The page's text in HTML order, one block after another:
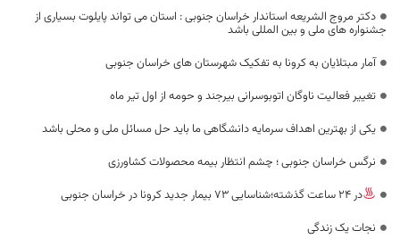
دکتر مروج الشریعه استاندار خراسان جنوبی : استان می تواند پایلوت بسیاری از
جشنواره های ملی و بین المللی باشد
آمار مبتلایان به کرونا به تفکیک شهرستان های خراسان جنوبی
تغییر فعالیت ناوگان اتوبوسرانی بیرجند و حومه از اول تیر ماه
یکی از بهترین اهداف سرمایه دانشگاهی ما باید حل مسائل ملی ‌و ‌محلی باشد
نرگس خراسان جنوبی ؛ چشم انتظار بیمه محصولات کشاورزی
در 24 ساعت گذشته؛شناسایی 73 بیمار جدید کرونا در خراسان جنوبی
نجات یک زندگی